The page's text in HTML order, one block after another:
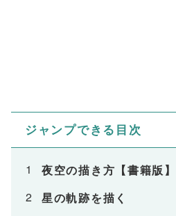
ジャンプできる目次
夜空の描き方【書籍版】
星の軌跡を描く